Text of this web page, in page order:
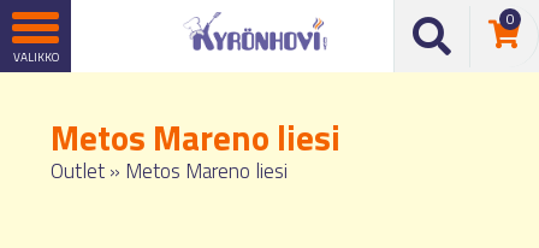
0
Metos Mareno liesi
Outlet» Metos Mareno liesi